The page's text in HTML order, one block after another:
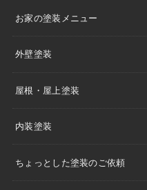
お家の塗装メニュー
外壁塗装
屋根・屋上塗装
内装塗装
ちょっとした塗装のご依頼